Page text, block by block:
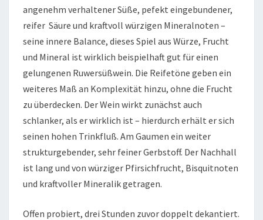
angenehm verhaltener Süße, pefekt eingebundener,
reifer Säure und kraftvoll würzigen Mineralnoten –
seine innere Balance, dieses Spiel aus Würze, Frucht
und Mineral ist wirklich beispielhaft gut für einen
gelungenen Ruwersüßwein. Die Reifetöne geben ein
weiteres Maß an Komplexität hinzu, ohne die Frucht
zu überdecken. Der Wein wirkt zunächst auch
schlanker, als er wirklich ist – hierdurch erhält er sich
seinen hohen Trinkfluß. Am Gaumen ein weiter
strukturgebender, sehr feiner Gerbstoff. Der Nachhall
ist lang und von würziger Pfirsichfrucht, Bisquitnoten
und kraftvoller Mineralik getragen.
Offen probiert, drei Stunden zuvor doppelt dekantiert.